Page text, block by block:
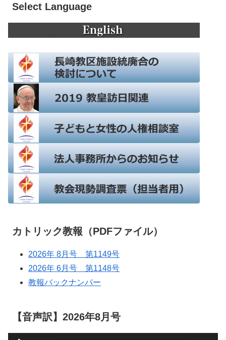
Select Language
カトリック教報（PDFファイル）
2026年 8月号 第1149号
2026年 6月号 第1148号
教報バックナンバー
【音声訳】2026年8月号